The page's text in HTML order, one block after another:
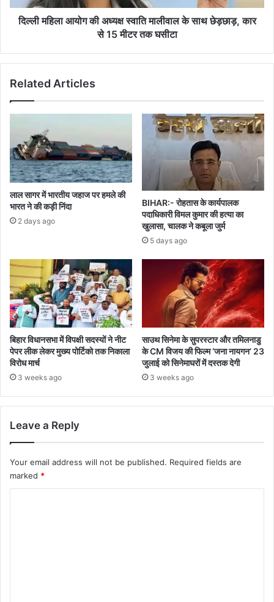
साथ
छेड़छाड़,
तक
दिल्ली महिला आयोग की अध्यक्ष स्वाति मालीवाल के साथ छेड़छाड़, कार
से 15 मीटर तक घसीटा
Related Articles
लाल सागर में भारतीय जहाज पर हमले की
भारत ने की कड़ी निंदा
2 days ago
BIHAR:- रोहतास के कार्यपालक
पदाधिकारी विमल कुमार की हत्या का
खुलासा, चालक ने कबूला जुर्म
5 days ago
बिहार विधानसभा में विपक्षी सदस्यों ने नीट
पेपर लीक लेकर मुख्य पोर्टिको तक निकाला
विरोध मार्च
3 weeks ago
साउथ सिनेमा के सुपरस्टार और तमिलनाडु
के CM विजय की फिल्म ‘जना नायगन’ 23
जुलाई को सिनेमाघरों में दस्तक देगी
3 weeks ago
Leave a Reply
Your email address will not be published. Required fields are
marked *